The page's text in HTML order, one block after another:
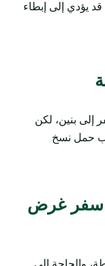
قد يؤدي إلى إبطاء
إلى بنين، لكن
حمل نسخ
سفر غرض
والحاجة إلى